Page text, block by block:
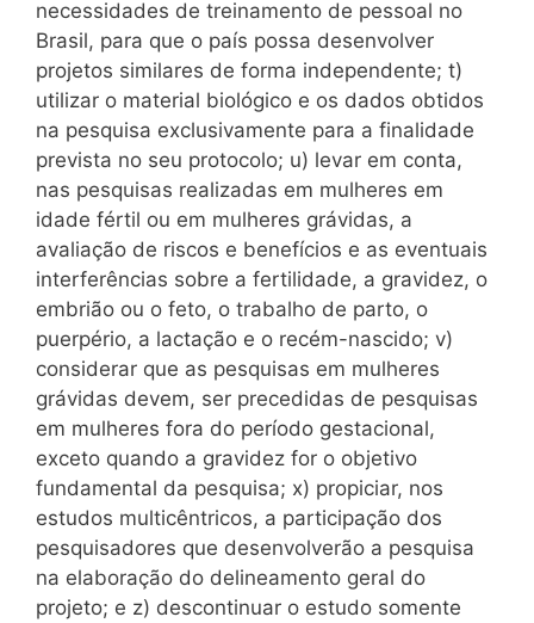
necessidades de treinamento de pessoal no
Brasil, para que o país possa desenvolver
projetos similares de forma independente; t)
utilizar o material biológico e os dados obtidos
na pesquisa exclusivamente para a finalidade
prevista no seu protocolo; u) levar em conta,
nas pesquisas realizadas em mulheres em
idade fértil ou em mulheres grávidas, a
avaliação de riscos e benefícios e as eventuais
interferências sobre a fertilidade, a gravidez, o
embrião ou o feto, o trabalho de parto, o
puerpério, a lactação e o recém-nascido; v)
considerar que as pesquisas em mulheres
grávidas devem, ser precedidas de pesquisas
em mulheres fora do período gestacional,
exceto quando a gravidez for o objetivo
fundamental da pesquisa; x) propiciar, nos
estudos multicêntricos, a participação dos
pesquisadores que desenvolverão a pesquisa
na elaboração do delineamento geral do
projeto; e z) descontinuar o estudo somente